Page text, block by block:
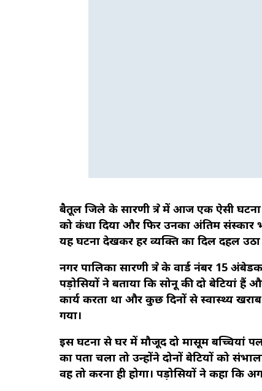
बैतूल जिले के सारणी क्षेत्र में आज एक ऐसी
को कंधा दिया और फिर उनका अंतिम संस्कार
यह घटना देखकर हर व्यक्ति का दिल दहल उठा
नगर पालिका सारणी क्षेत्र के वार्ड नंबर 15
पड़ोसियों ने बताया कि सोनू की दो बेटियां हैं
कार्य करता था और कुछ दिनों से स्वास्थ्य
गया।
इस घटना से घर में मौजूद दो मासूम बच्चियां
का पता चला तो उन्होंने दोनों बेटियों को
वह तो करना ही होगा। पड़ोसियों ने कहा कि